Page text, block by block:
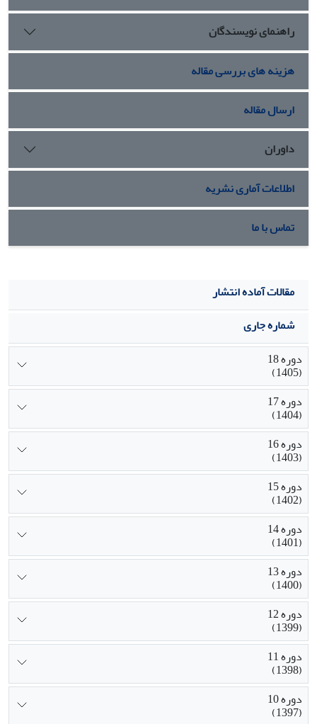
راهنمای نویسندگان
هزینه های بررسی مقاله
ارسال مقاله
داوران
اطلاعات آماری نشریه
تماس با ما
مقالات آماده انتشار
شماره جاری
دوره 18
(1405)
دوره 17
(1404)
دوره 16
(1403)
دوره 15
(1402)
دوره 14
(1401)
دوره 13
(1400)
دوره 12
(1399)
دوره 11
(1398)
دوره 10
(1397)